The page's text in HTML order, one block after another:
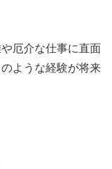
厄介な仕事に直面
ような経験が将来